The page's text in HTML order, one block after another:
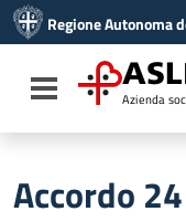
Vai al menu di
Vai al footer
Regione Autonoma
Toggle navigation
ASL
Azienda
Accordo